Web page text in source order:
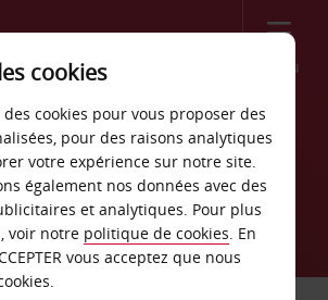
Menu
de voiture
cookies
cookies pour vous proposer des
pour des raisons analytiques
votre expérience sur notre site.
également nos données avec des
et analytiques. Pour plus
voir notre politique de cookies. En
vous acceptez que nous